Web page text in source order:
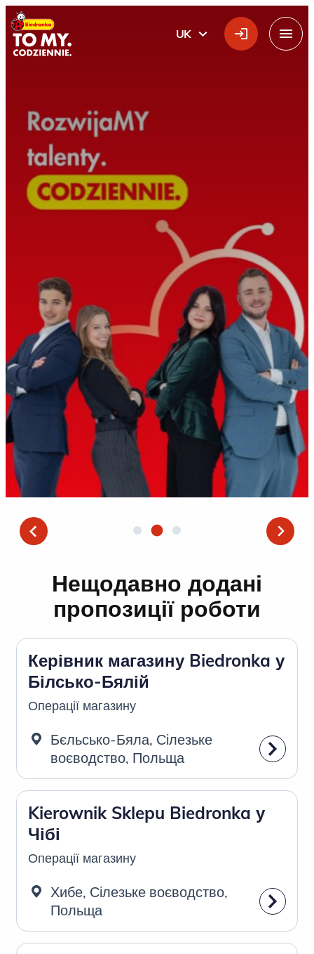
Головний логотип
UK
УКРАЇНСЬКА
Нещодавно додані
пропозиції роботи
Керівник магазину Biedronka у
Білсько-Бялій
Операції магазину
Бєльсько-Бяла, Сілезьке
воєводство, Польща
Kierownik Sklepu Biedronka у
Чібі
Операції магазину
Хибе, Сілезьке воєводство,
Польща